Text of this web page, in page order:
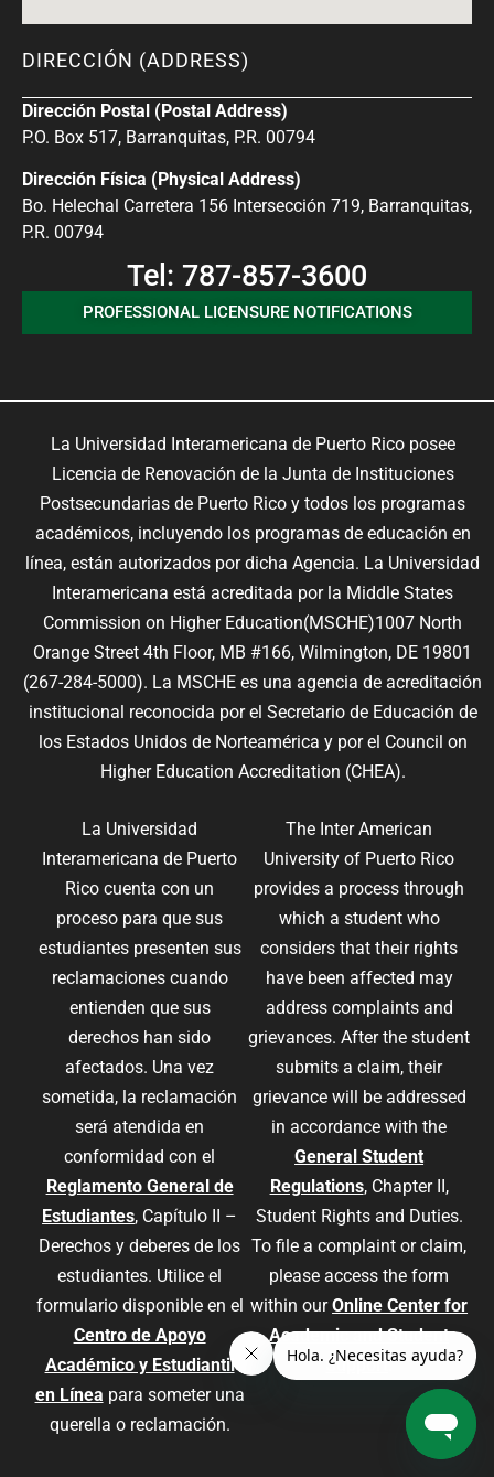
DIRECCIÓN (ADDRESS)
Dirección Postal (Postal Address)
P.O. Box 517, Barranquitas, P.R. 00794
Dirección Física (Physical Address)
Bo. Helechal Carretera 156 Intersección 719, Barranquitas,
P.R. 00794
Tel: 787-857-3600
PROFESSIONAL LICENSURE NOTIFICATIONS
La Universidad Interamericana de Puerto Rico posee
Licencia de Renovación de la Junta de Instituciones
Postsecundarias de Puerto Rico y todos los programas
académicos, incluyendo los programas de educación en
línea, están autorizados por dicha Agencia. La Universidad
Interamericana está acreditada por la Middle States
Commission on Higher Education(MSCHE)1007 North
Orange Street 4th Floor, MB #166, Wilmington, DE 19801
(267-284-5000). La MSCHE es una agencia de acreditación
institucional reconocida por el Secretario de Educación de
los Estados Unidos de Norteamérica y por el Council on
Higher Education Accreditation (CHEA).
La Universidad
Interamericana de Puerto
Rico cuenta con un
proceso para que sus
estudiantes presenten sus
reclamaciones cuando
entienden que sus
derechos han sido
afectados. Una vez
sometida, la reclamación
será atendida en
conformidad con el
Reglamento General de
Estudiantes, Capítulo II –
Derechos y deberes de los
estudiantes. Utilice el
formulario disponible en el
Centro de Apoyo
Académico y Estudiantil
en Línea para someter una
querella o reclamación.
The Inter American
University of Puerto Rico
provides a process through
which a student who
considers that their rights
have been affected may
address complaints and
grievances. After the student
submits a claim, their
grievance will be addressed
in accordance with the
General Student
Regulations, Chapter II,
Student Rights and Duties.
To file a complaint or claim,
please access the form
within ourOnline Center for
Academic and Student
Support.